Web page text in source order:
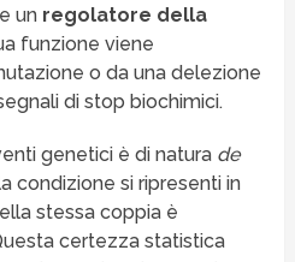
un regolatore della
funzione viene
o da una delezione
di stop biochimici.
genetici è di natura de
condizione si ripresenti in
stessa coppia è
certezza statistica